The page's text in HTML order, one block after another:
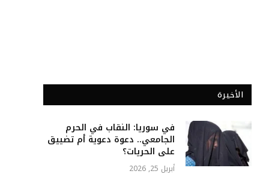
الأخيرة
في سوريا: النقاب في الحرم
الجامعي.. دعوة دعوية أم تضييق
على الحريات؟
أبريل 25, 2026